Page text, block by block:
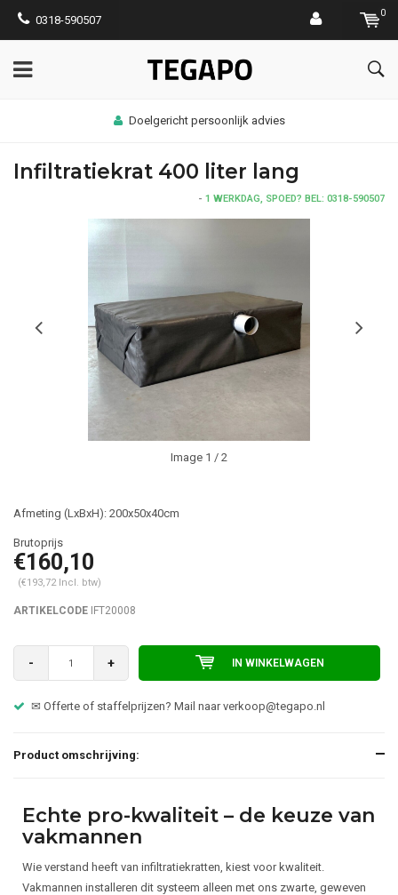
0318-590507
0
Doelgericht persoonlijk advies
Infiltratiekrat 400 liter lang
- 1 WERKDAG, SPOED? BEL: 0318-590507
Image 1 / 2
Afmeting (LxBxH): 200x50x40cm
€160,10
(€193,72 Incl. btw)
ARTIKELCODE IFT20008
- + IN WINKELWAGEN
✉ Offerte of staffelprijzen? Mail naarverkoop@tegapo.nl
Product omschrijving:
Echte pro-kwaliteit – de keuze van
vakmannen
Wie verstand heeft van infiltratiekratten, kiest voor kwaliteit.
Vakmannen installeren dit systeem alleen met ons zwarte, geweven